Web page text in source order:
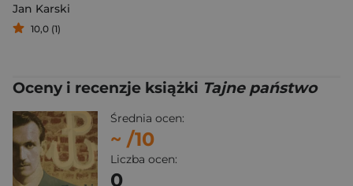
Jan Karski
10,0 (1)
Oceny i recenzje książki Tajne państwo
Średnia ocen:
~ /10
Liczba ocen:
0